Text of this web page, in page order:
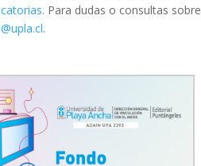
. Para dudas o consultas
.